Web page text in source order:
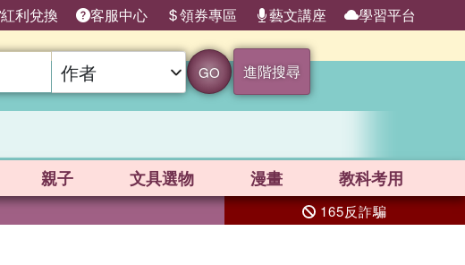
紅利兌換 客服中心 領券專區 藝文講座 學習平台
GO 進階搜尋
親子 文具選物 漫畫 教科考用
165反詐騙